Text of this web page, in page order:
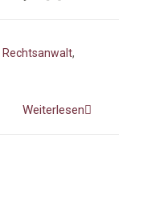
Rechtsanwalt,
Weiterlesen